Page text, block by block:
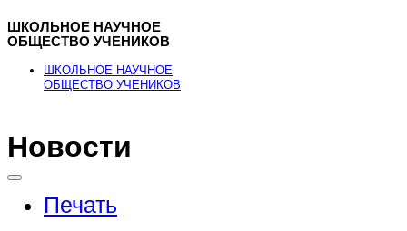
ШКОЛЬНОЕ НАУЧНОЕ
ОБЩЕСТВО УЧЕНИКОВ
ШКОЛЬНОЕ НАУЧНОЕ
ОБЩЕСТВО УЧЕНИКОВ
На сайте nachodki.ru можно купить
Новости
Печать